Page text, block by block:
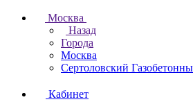
Москва
Назад
Города
Москва
Сертоловский
Кабинет